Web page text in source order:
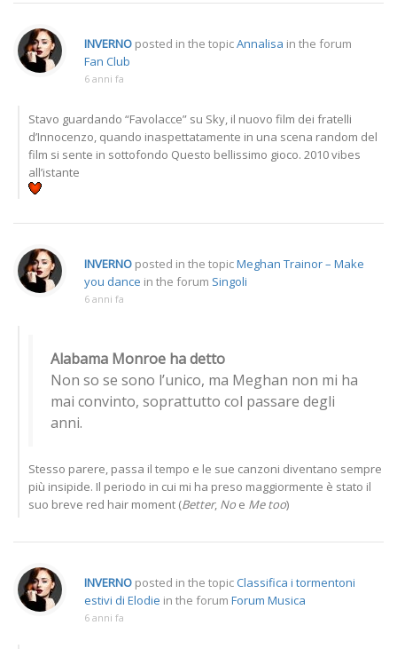
INVERNO posted in the topicAnnalisa in the forum
Fan Club
6 anni fa
Stavo guardando “Favolacce” su Sky, il nuovo film dei fratelli
d’Innocenzo, quando inaspettatamente in una scena random del
film si sente in sottofondo Questo bellissimo gioco. 2010 vibes
all’istante
INVERNO posted in the topicMeghan Trainor – Make
you dance in the forum Singoli
6 anni fa
Alabama Monroe ha detto
Non so se sono l’unico, ma Meghan non mi ha
mai convinto, soprattutto col passare degli
anni.
Stesso parere, passa il tempo e le sue canzoni diventano sempre
più insipide. Il periodo in cui mi ha preso maggiormente è stato il
suo breve red hair moment (Better, No e Me too)
INVERNO posted in the topicClassifica i tormentoni
estivi di Elodie in the forum Forum Musica
6 anni fa